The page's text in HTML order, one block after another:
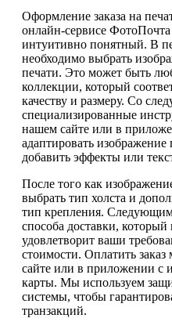
Оформление заказа на
онлайн-сервисе
интуитивно понятный. В
необходимо выбрать
печати. Это может быть
коллекции, который
качеству и размеру. Со
специализированные
нашем сайте или в
адаптировать
добавить эффекты или
После того как
выбрать тип холста и
тип крепления.
способа доставки,
удовлетворит ваши
стоимости. Оплатить
сайте или в приложении с
карты. Мы используем
системы, чтобы
транзакций.